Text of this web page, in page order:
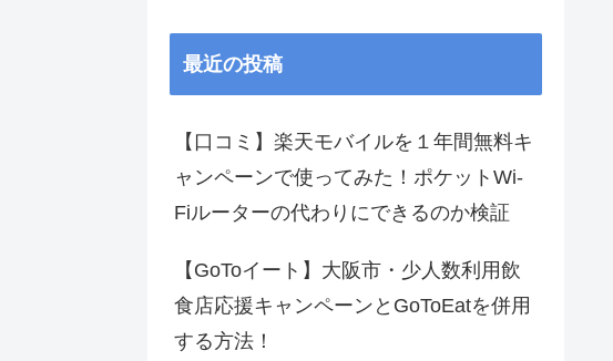
最近の投稿
【口コミ】楽天モバイルを１年間無料キ
ャンペーンで使ってみた！ポケットWi-
Fiルーターの代わりにできるのか検証
【GoToイート】大阪市・少人数利用飲
食店応援キャンペーンとGoToEatを併用
する方法！